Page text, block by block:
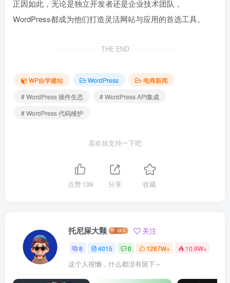
正因如此，无论是独立开发者还是企业技术团队，
WordPress都成为他们打造灵活网站与应用的首选工具。
THE END
WP自学建站 WordPress
电商新闻
# WordPress 插件生态
# WordPress API集成
# WordPress 代码维护
喜欢就支持一下吧
点赞139 分享 收藏
托尼屎大颗 关注
8 4015 0 1287W+ 10.9W+
这个人很懒，什么都没有留下～